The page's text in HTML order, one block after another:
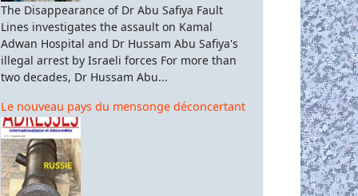
Αργείοι!
The Disappearance of Dr Abu Safiya Fault
Lines investigates the assault on Kamal
Adwan Hospital and Dr Hussam Abu Safiya's
illegal arrest by Israeli forces For more than
two decades, Dr Hussam Abu...
Le nouveau pays du mensonge déconcertant